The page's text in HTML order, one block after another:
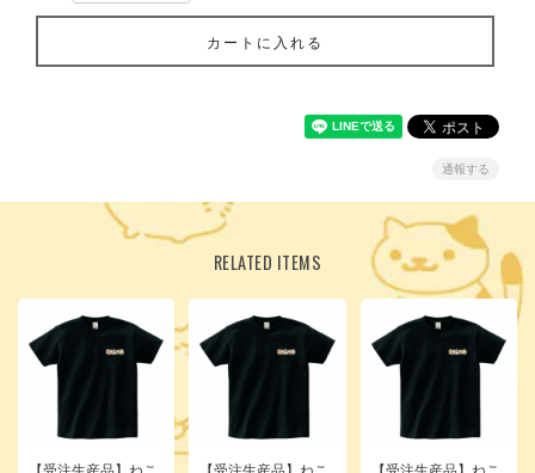
カートに入れる
通報する
RELATED ITEMS
【受注生産品】ねこ
【受注生産品】ねこ
【受注生産品】ねこ